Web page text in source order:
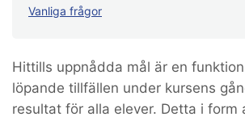
Vanliga frågor
Hittills uppnådda mål är en
löpande tillfällen under kursens
resultat för alla elever. Detta i form